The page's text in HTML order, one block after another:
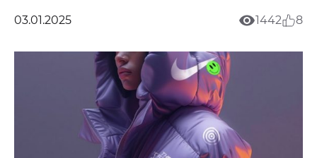
03.01.2025 1442 8